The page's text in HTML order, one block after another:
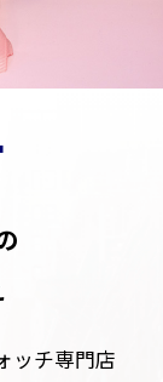
ッチ専門店